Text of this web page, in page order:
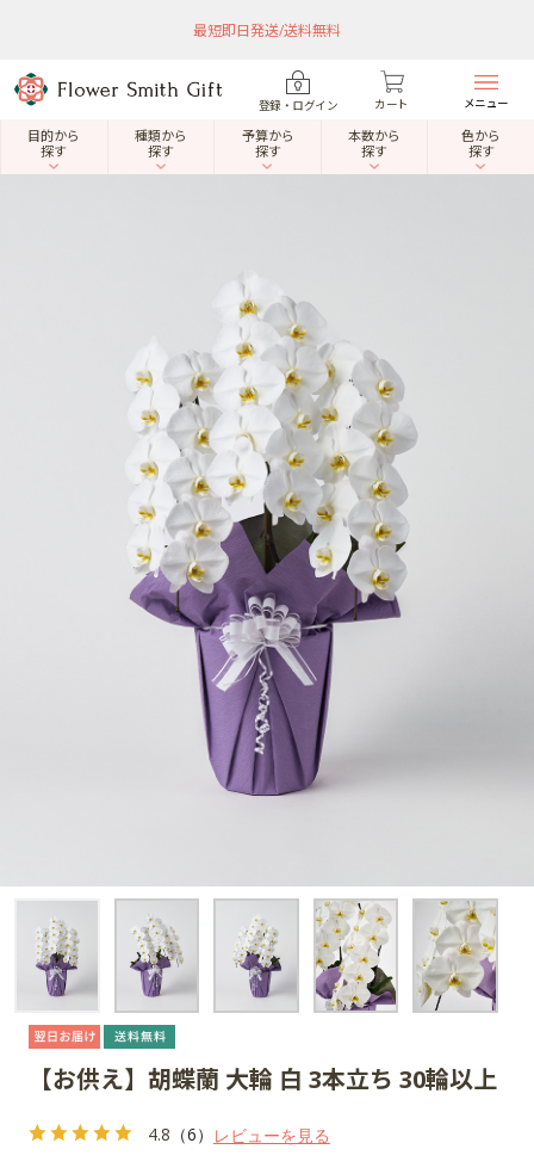
最短即日発送/送料無料
登録・ログイン カート メニュー
目的から
探す
種類から
探す
予算から
探す
本数から
探す
色から
探す
【お供え】胡蝶蘭 大輪 白 3本立ち 30輪以上
4.8 （6） レビューを見る